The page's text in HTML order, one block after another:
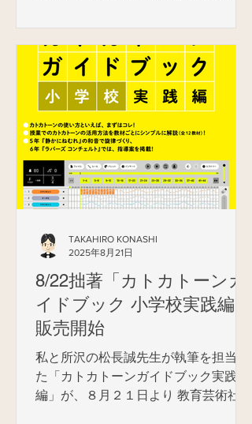
工、編集、結合を簡単に行えるWebア
プリはほとんど存在しませんでした。
そこで、「無いのなら、作っちゃ
え！」ということで、この度、これら
を実現する音源ファイル編集アプリ
「Oto-Musubi（音結び）」を開発し、
Web上で無料公開いたしましたことを
お知らせいたします。 この「Oto-
Musubi」は、大東文化大学の深見友紀
きたもので、私がアプリの構想を練
り、制作は、音声や映像データの解析
やアプリ開発を行う株式会社アイアー
ル・アルト（ https://ir-alt.co.jp/ ） が
手がけました。 このアプリの主な機能
は次のようなものです。 ①パソコン
（タブレット）内の音源ファイルを画
面上のボード（結びボード）に音カー
ドとして貼り付け、ワンタップで再生
8/22拙著「カトカトーンガ
イドブック 小学校実践編」
販売開始
私と所沢の松長誠先生が執筆を担当し
た「カトカトーンガイドブック実践
編」が、８月２１日より 教育芸術社
TAKAHIRO KONASHI
2025年8月21日